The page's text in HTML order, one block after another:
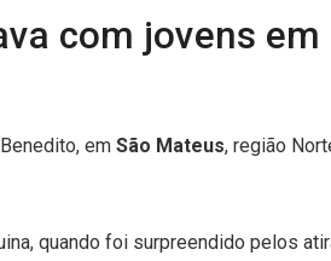
com jovens
em São Mateus, região
quando foi surpreendido pelos